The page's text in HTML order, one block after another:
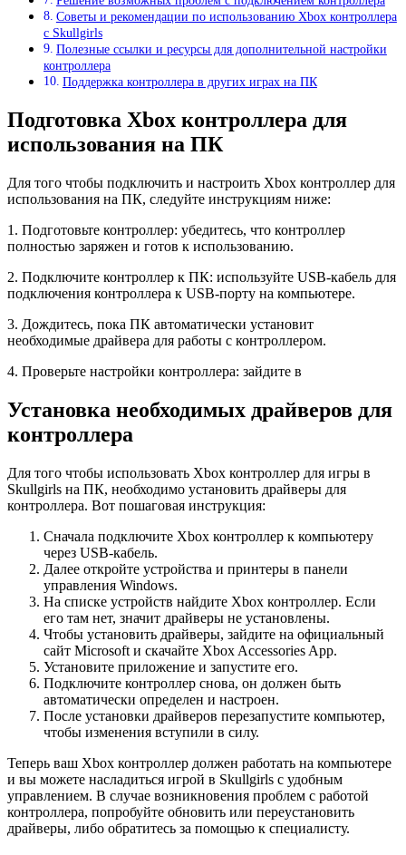
Советы и рекомендации по использованию Xbox контроллера
с Skullgirls
Полезные ссылки и ресурсы для дополнительной настройки
контроллера
Поддержка контроллера в других играх на ПК
Подготовка Xbox контроллера для
использования на ПК
Для того чтобы подключить и настроить Xbox контроллер для
использования на ПК, следуйте инструкциям ниже:
1. Подготовьте контроллер: убедитесь, что контроллер
полностью заряжен и готов к использованию.
2. Подключите контроллер к ПК: используйте USB-кабель для
подключения контроллера к USB-порту на компьютере.
3. Дождитесь, пока ПК автоматически установит
необходимые драйвера для работы с контроллером.
4. Проверьте настройки контроллера: зайдите в
Установка необходимых драйверов для
контроллера
Для того чтобы использовать Xbox контроллер для игры в
Skullgirls на ПК, необходимо установить драйверы для
контроллера. Вот пошаговая инструкция:
Сначала подключите Xbox контроллер к компьютеру
через USB-кабель.
Далее откройте устройства и принтеры в панели
управления Windows.
На списке устройств найдите Xbox контроллер. Если
его там нет, значит драйверы не установлены.
Чтобы установить драйверы, зайдите на официальный
сайт Microsoft и скачайте Xbox Accessories App.
Установите приложение и запустите его.
Подключите контроллер снова, он должен быть
автоматически определен и настроен.
После установки драйверов перезапустите компьютер,
чтобы изменения вступили в силу.
Теперь ваш Xbox контроллер должен работать на компьютере
и вы можете насладиться игрой в Skullgirls с удобным
управлением. В случае возникновения проблем с работой
контроллера, попробуйте обновить или переустановить
драйверы, либо обратитесь за помощью к специалисту.